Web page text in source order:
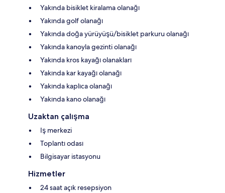
Yakında bisiklet kiralama olanağı
Yakında golf olanağı
Yakında doğa yürüyüşü/bisiklet parkuru olanağı
Yakında kanoyla gezinti olanağı
Yakında kros kayağı olanakları
Yakında kar kayağı olanağı
Yakında kaplıca olanağı
Yakında kano olanağı
Uzaktan çalışma
Iş merkezi
Toplantı odası
Bilgisayar istasyonu
Hizmetler
24 saat açık resepsiyon